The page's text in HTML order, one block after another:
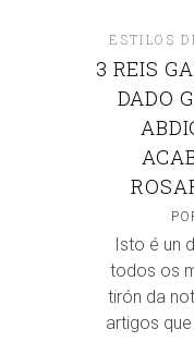
ESTILOS
3 REIS
DADO
Isto é un
todos os
tirón da
artigos